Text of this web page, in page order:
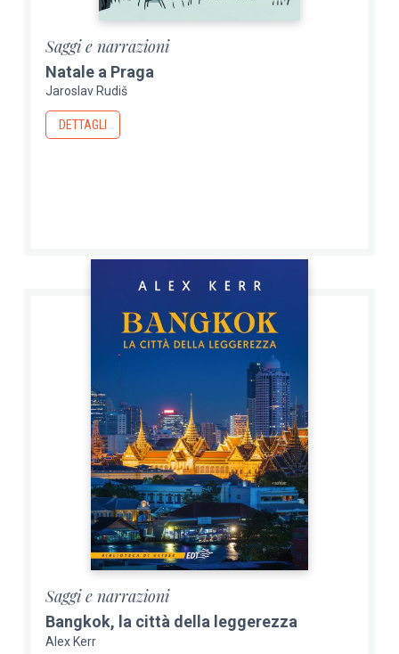
Saggi e narrazioni
Natale a Praga
Jaroslav Rudiš
DETTAGLI
Saggi e narrazioni
Bangkok, la città della leggerezza
Alex Kerr